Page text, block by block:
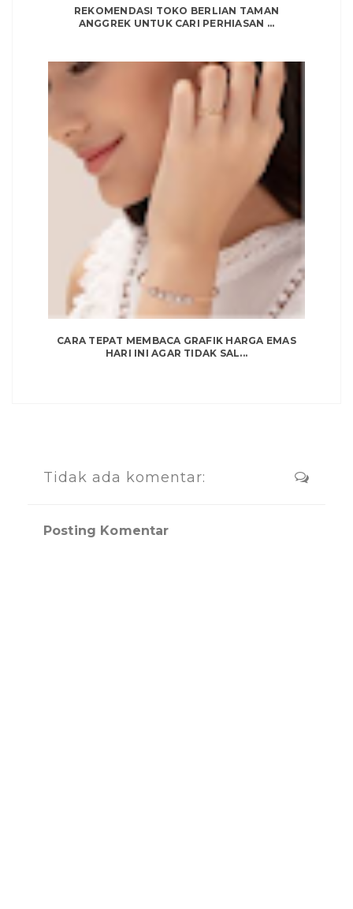
REKOMENDASI TOKO BERLIAN TAMAN
ANGGREK UNTUK CARI PERHIASAN ...
CARA TEPAT MEMBACA GRAFIK HARGA EMAS
HARI INI AGAR TIDAK SAL...
Tidak ada komentar:
Posting Komentar